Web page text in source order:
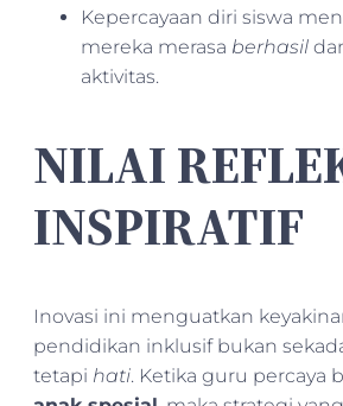
Kepercayaan diri siswa
mereka merasa berhasil
aktivitas.
NILAI
INSPIRATIF
Inovasi ini menguatkan
pendidikan inklusif bukan
tetapi hati. Ketika guru percaya